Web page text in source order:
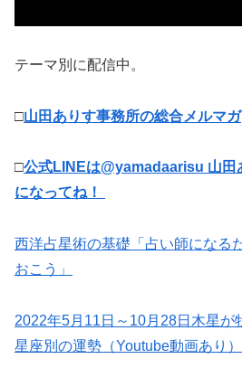
テーマ別に配信中。
□山田ありす事務所の総合メルマガ
□公式LINEは@yamadaarisu 山田
になってね！
西洋占星術の基礎「占い師になる
おこう」
2022年5月11日～10月28日木星が
星座別の運勢（Youtube動画あり）